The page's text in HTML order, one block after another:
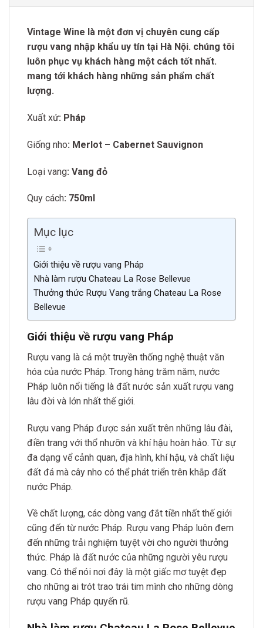
Vintage Wine là một đơn vị chuyên cung cấp
rượu vang nhập khẩu uy tín tại Hà Nội. chúng tôi
luôn phục vụ khách hàng một cách tốt nhất.
mang tới khách hàng những sản phẩm chất
lượng.
Xuất xứ: Pháp
Giống nho: Merlot – Cabernet Sauvignon
Loại vang: Vang đỏ
Quy cách: 750ml
Mục lục
Giới thiệu về rượu vang Pháp
Nhà làm rượu Chateau La Rose Bellevue
Thưởng thức Rượu Vang trắng Chateau La Rose
Bellevue
Giới thiệu về rượu vang Pháp
Rượu vang là cả một truyền thống nghệ thuật văn
hóa của nước Pháp. Trong hàng trăm năm, nước
Pháp luôn nổi tiếng là đất nước sản xuất rượu vang
lâu đời và lớn nhất thế giới.
Rượu vang Pháp được sản xuất trên những lâu đài,
điền trang với thổ nhưỡn và khí hậu hoàn hảo. Từ sự
đa dạng vể cảnh quan, địa hình, khí hậu, và chất liệu
đất đá mà cây nho có thể phát triển trên khắp đất
nước Pháp.
Về chất lượng, các dòng vang đắt tiền nhất thế giới
cũng đến từ nước Pháp. Rượu vang Pháp luôn đem
đến những trải nghiệm tuyệt vời cho người thưởng
thức. Pháp là đất nước của những người yêu rượu
vang. Có thể nói nơi đây là một giấc mơ tuyệt đẹp
cho những ai trót trao trái tim mình cho những dòng
rượu vang Pháp quyến rũ.